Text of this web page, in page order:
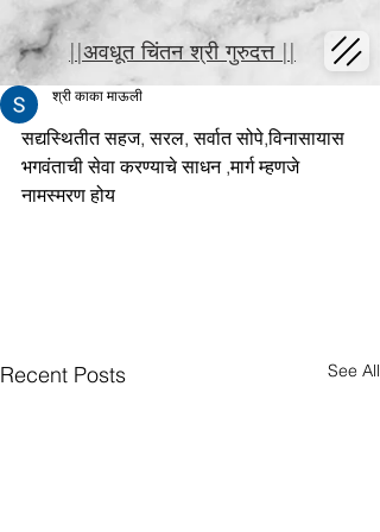
||अवधूत चिंतन श्री गुरुदत्त ||
श्री काका माऊली
सद्यस्थितीत सहज, सरल, सर्वात सोपे,विनासायास
भगवंताची सेवा करण्याचे साधन ,मार्ग म्हणजे
नामस्मरण होय
Recent Posts See All